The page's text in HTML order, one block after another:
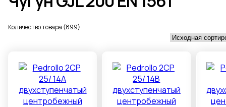
Количество товара (899)